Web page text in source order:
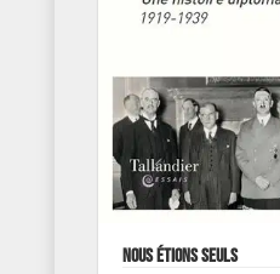
Nous étions seuls